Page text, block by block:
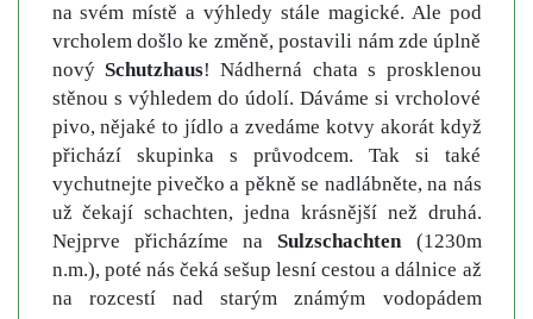
na svém místě a výhledy stále magické. Ale pod
vrcholem došlo ke změně, postavili nám zde úplně
nový Schutzhaus! Nádherná chata s prosklenou
stěnou s výhledem do údolí. Dáváme si vrcholové
pivo, nějaké to jídlo a zvedáme kotvy akorát když
přichází skupinka s průvodcem. Tak si také
vychutnejte pivečko a pěkně se nadlábněte, na nás
už čekají schachten, jedna krásnější než druhá.
Nejprve přicházíme na Sulzschachten(1230m
n.m.), poté nás čeká sešup lesní cestou a dálnice až
na rozcestí nad starým známým vodopádem